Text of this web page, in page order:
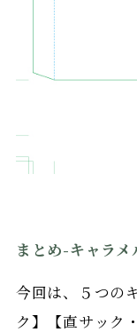
まとめ-キャラ
今回は、５つの
ク】【直サック